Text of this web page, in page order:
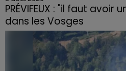
PRÉVIFEUX : "il faut avoir
dans les Vosges